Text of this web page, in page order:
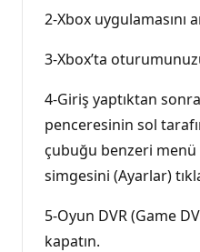
2-Xbox uygulamasını
3-Xbox’ta
4-Giriş yaptıktan
penceresinin sol
çubuğu benzeri menü
simgesini (Ayarlar)
5-Oyun DVR (Game
kapatın.